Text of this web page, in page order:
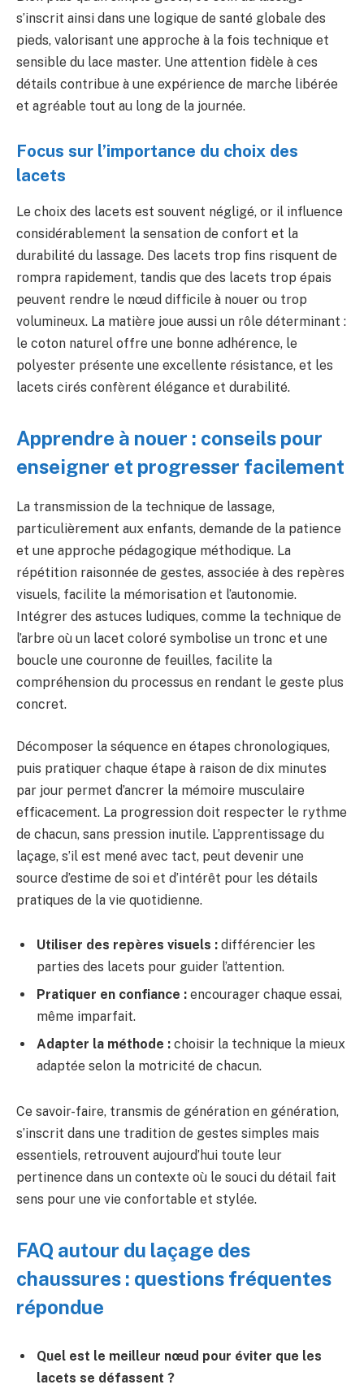
s’inscrit ainsi dans une logique de santé globale des
pieds, valorisant une approche à la fois technique et
sensible du lace master. Une attention fidèle à ces
détails contribue à une expérience de marche libérée
et agréable tout au long de la journée.
Focus sur l’importance du choix des
lacets
Le choix des lacets est souvent négligé, or il influence
considérablement la sensation de confort et la
durabilité du lassage. Des lacets trop fins risquent de
rompra rapidement, tandis que des lacets trop épais
peuvent rendre le nœud difficile à nouer ou trop
volumineux. La matière joue aussi un rôle déterminant :
le coton naturel offre une bonne adhérence, le
polyester présente une excellente résistance, et les
lacets cirés confèrent élégance et durabilité.
Apprendre à nouer : conseils pour
enseigner et progresser facilement
La transmission de la technique de lassage,
particulièrement aux enfants, demande de la patience
et une approche pédagogique méthodique. La
répétition raisonnée de gestes, associée à des repères
visuels, facilite la mémorisation et l’autonomie.
Intégrer des astuces ludiques, comme la technique de
l’arbre où un lacet coloré symbolise un tronc et une
boucle une couronne de feuilles, facilite la
compréhension du processus en rendant le geste plus
concret.
Décomposer la séquence en étapes chronologiques,
puis pratiquer chaque étape à raison de dix minutes
par jour permet d’ancrer la mémoire musculaire
efficacement. La progression doit respecter le rythme
de chacun, sans pression inutile. L’apprentissage du
laçage, s’il est mené avec tact, peut devenir une
source d’estime de soi et d’intérêt pour les détails
pratiques de la vie quotidienne.
Utiliser des repères visuels : différencier les
parties des lacets pour guider l’attention.
Pratiquer en confiance : encourager chaque essai,
même imparfait.
Adapter la méthode : choisir la technique la mieux
adaptée selon la motricité de chacun.
Ce savoir-faire, transmis de génération en génération,
s’inscrit dans une tradition de gestes simples mais
essentiels, retrouvent aujourd’hui toute leur
pertinence dans un contexte où le souci du détail fait
sens pour une vie confortable et stylée.
FAQ autour du laçage des
chaussures : questions fréquentes
répondue
Quel est le meilleur nœud pour éviter que les
lacets se défassent ?